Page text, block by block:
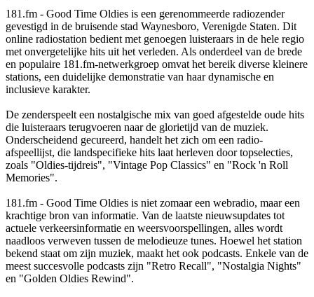
181.fm - Good Time Oldies is een gerenommeerde radiozender
gevestigd in de bruisende stad Waynesboro, Verenigde Staten. Dit
online radiostation bedient met genoegen luisteraars in de hele regio
met onvergetelijke hits uit het verleden. Als onderdeel van de brede
en populaire 181.fm-netwerkgroep omvat het bereik diverse kleinere
stations, een duidelijke demonstratie van haar dynamische en
inclusieve karakter.
De zenderspeelt een nostalgische mix van goed afgestelde oude hits
die luisteraars terugvoeren naar de glorietijd van de muziek.
Onderscheidend gecureerd, handelt het zich om een radio-
afspeellijst, die landspecifieke hits laat herleven door topselecties,
zoals "Oldies-tijdreis", "Vintage Pop Classics" en "Rock 'n Roll
Memories".
181.fm - Good Time Oldies is niet zomaar een webradio, maar een
krachtige bron van informatie. Van de laatste nieuwsupdates tot
actuele verkeersinformatie en weersvoorspellingen, alles wordt
naadloos verweven tussen de melodieuze tunes. Hoewel het station
bekend staat om zijn muziek, maakt het ook podcasts. Enkele van de
meest succesvolle podcasts zijn "Retro Recall", "Nostalgia Nights"
en "Golden Oldies Rewind".